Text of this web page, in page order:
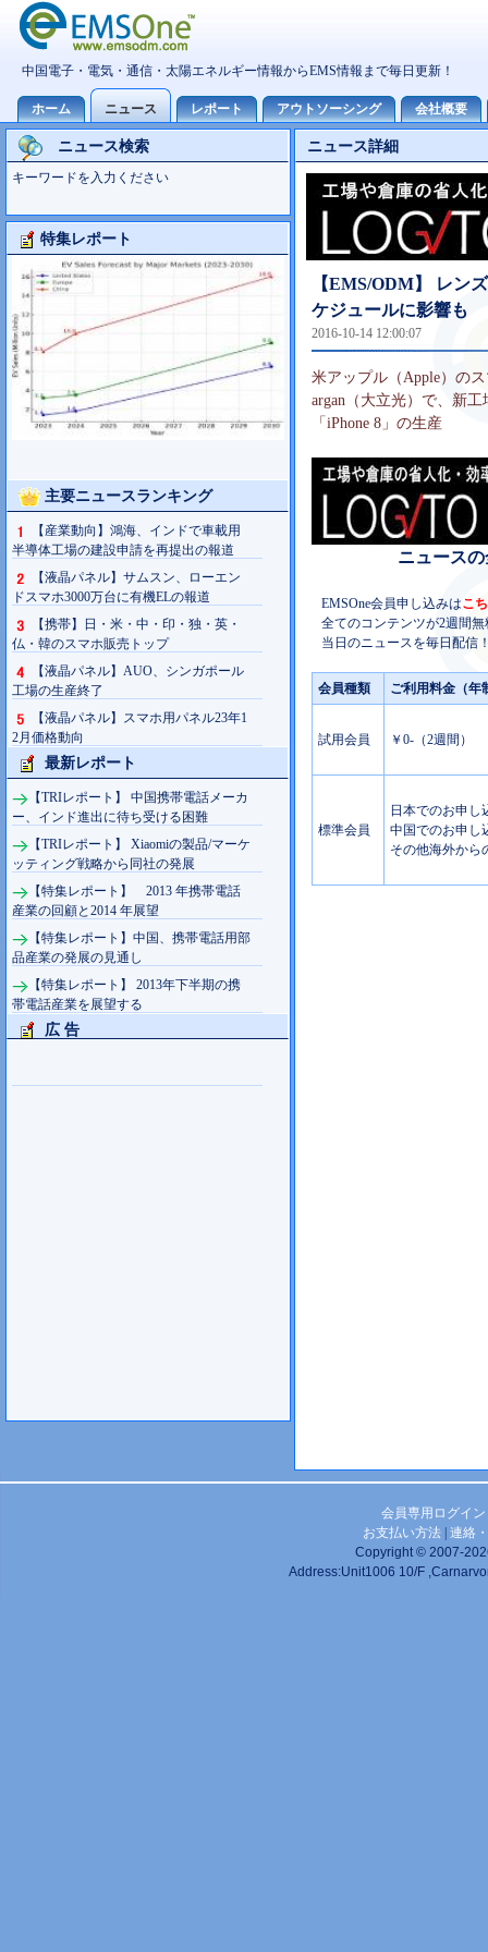
ニュース検索
キーワードを入力ください
特集レポート
大型TV市場10世代主導の可能性
主要ニュースランキング
【産業動向】鴻海、インドで車載用
半導体工場の建設申請を再提出の報道
【液晶パネル】サムスン、ローエン
ドスマホ3000万台に有機ELの報道
【携帯】日・米・中・印・独・英・
仏・韓のスマホ販売トップ
【液晶パネル】AUO、シンガポール
工場の生産終了
【液晶パネル】スマホ用パネル23年1
2月価格動向
最新レポート
【TRIレポート】 中国携帯電話メーカ
ー、インド進出に待ち受ける困難
【TRIレポート】 Xiaomiの製品/マーケ
ッティング戦略から同社の発展
【特集レポート】 2013 年携帯電話
産業の回顧と2014 年展望
【特集レポート】中国、携帯電話用部
品産業の発展の見通し
【特集レポート】 2013年下半期の携
帯電話産業を展望する
広 告
ニュース詳細
【EMS/ODM】 レン
ケジュールに影響も
2016-10-14 12:00:07
米アップル（Apple）の
argan（大立光）で、新
「iPhone 8」の生産
ニュース
EMSOne会員申し込みはこ
全てのコンテンツが2週間
当日のニュースを毎日配信
会員種類 ご利用料金（年
試用会員 ￥0-（2週間）
標準会員
日本でのお申し
中国でのお申し
その他海外から